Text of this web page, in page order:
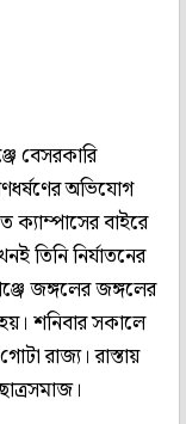
বেসরকারি
অভিযোগ
ক্যাম্পাসের বাইরে
তিনি নির্যাতনের
জঙ্গলের জঙ্গলের
শনিবার সকালে
রাজ্য। রাস্তায়